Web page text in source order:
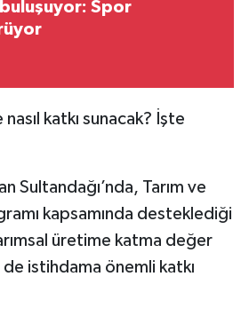
Spor
katkı sunacak? İşte
Sultandağı’nda, Tarım ve
kapsamında desteklediği
üretime katma değer
de istihdama önemli katkı